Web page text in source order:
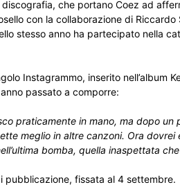
che portano Coez ad
con la collaborazione di Riccardo
stesso anno ha partecipato nella
Instagrammo, inserito nell’album
passato a comporre:
praticamente in mano, ma dopo un
meglio in altre canzoni. Ora dovrei
bomba, quella inaspettata che
pubblicazione, fissata al 4 settembre.